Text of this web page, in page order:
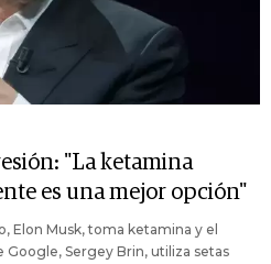
"La ketamina
es una mejor opción"
Elon Musk, toma ketamina y el
Sergey Brin, utiliza setas